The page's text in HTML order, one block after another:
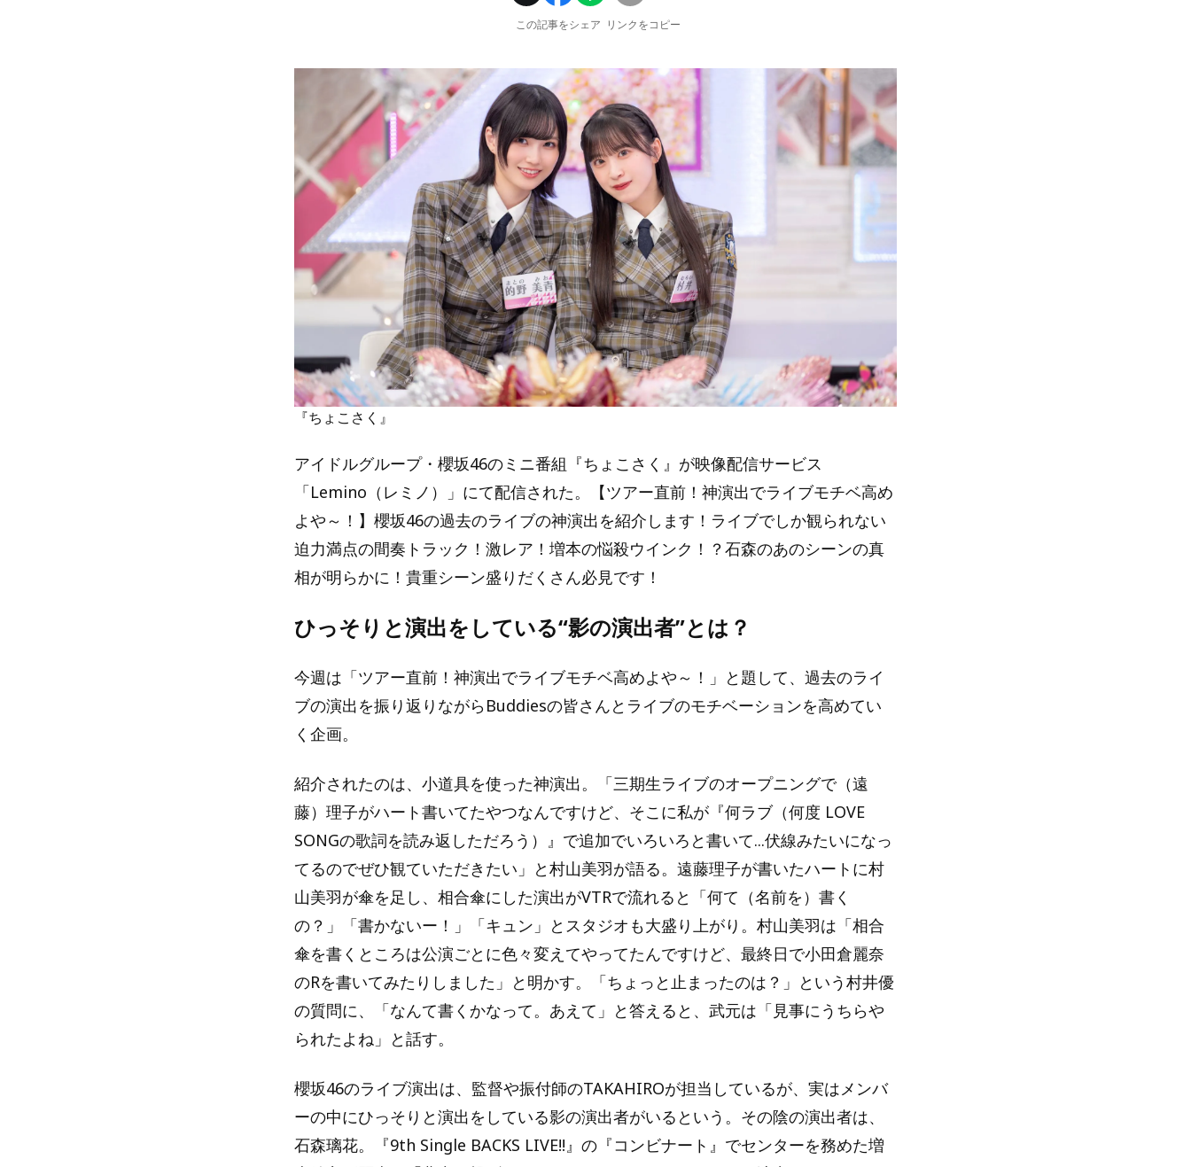
この記事をシェア リンクをコピー
『ちょこさく』
アイドルグループ・櫻坂46のミニ番組『ちょこさく』が映像配信サービス
「Lemino（レミノ）」にて配信された。【ツアー直前！神演出でライブモチベ高め
よや～！】櫻坂46の過去のライブの神演出を紹介します！ライブでしか観られない
迫力満点の間奏トラック！激レア！増本の悩殺ウインク！？石森のあのシーンの真
相が明らかに！貴重シーン盛りだくさん必見です！
ひっそりと演出をしている“影の演出者”とは？
今週は「ツアー直前！神演出でライブモチベ高めよや～！」と題して、過去のライ
ブの演出を振り返りながらBuddiesの皆さんとライブのモチベーションを高めてい
く企画。
紹介されたのは、小道具を使った神演出。「三期生ライブのオープニングで（遠
藤）理子がハート書いてたやつなんですけど、そこに私が『何ラブ（何度 LOVE
SONGの歌詞を読み返しただろう）』で追加でいろいろと書いて...伏線みたいになっ
てるのでぜひ観ていただきたい」と村山美羽が語る。遠藤理子が書いたハートに村
山美羽が傘を足し、相合傘にした演出がVTRで流れると「何て（名前を）書く
の？」「書かないー！」「キュン」とスタジオも大盛り上がり。村山美羽は「相合
傘を書くところは公演ごとに色々変えてやってたんですけど、最終日で小田倉麗奈
のRを書いてみたりしました」と明かす。「ちょっと止まったのは？」という村井優
の質問に、「なんて書くかなって。あえて」と答えると、武元は「見事にうちらや
られたよね」と話す。
櫻坂46のライブ演出は、監督や振付師のTAKAHIROが担当しているが、実はメンバ
ーの中にひっそりと演出をしている影の演出者がいるという。その陰の演出者は、
石森璃花。『9th Single BACKS LIVE!!』の『コンビナート』でセンターを務めた増